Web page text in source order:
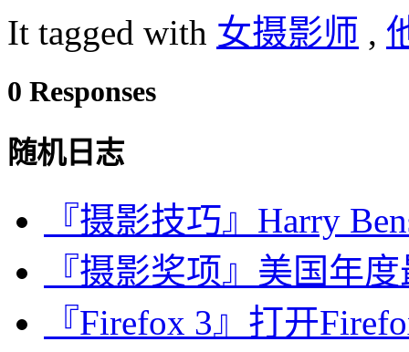
It tagged with 女摄影师 ,
0 Responses
随机日志
『摄影技巧』Harry
『摄影奖项』美国年
『Firefox 3』打开